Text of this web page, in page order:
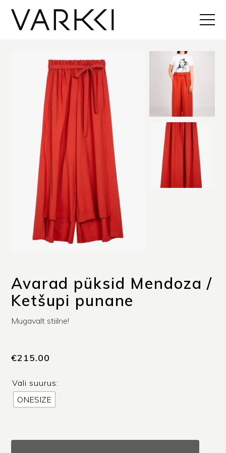
Avarad püksid Mendoza /
Ketšupi punane
Mugavalt stiilne!
€215.00
Vali suurus:
ONESIZE